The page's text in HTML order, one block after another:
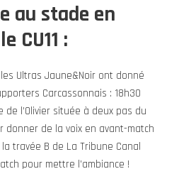
au stade en
CU11 :
Ultras Jaune&Noir ont donné
Carcassonnais : 18h30
l’Olivier située à deux pas du
donner de la voix en avant-match
travée B de La Tribune Canal
pour mettre l’ambiance !